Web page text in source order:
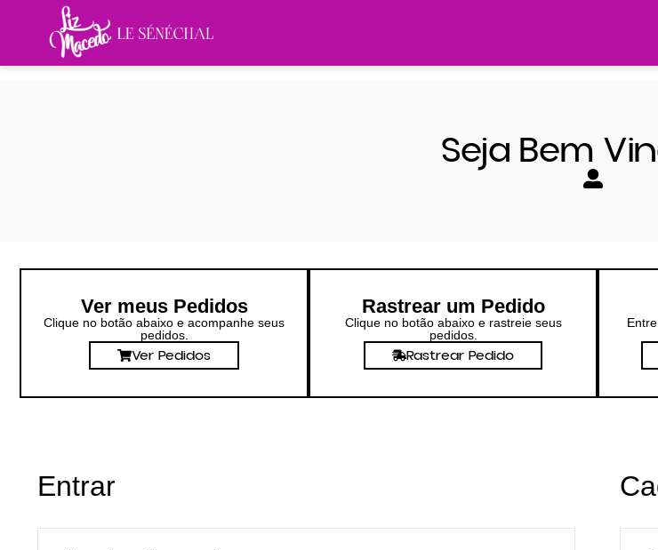
Seja Bem
Ver meus Pedidos
Clique no botão abaixo e acompanhe seus
pedidos.
Ver Pedidos
Rastrear um Pedido
Clique no botão abaixo e rastreie seus
pedidos.
Rastrear Pedido
Entrar